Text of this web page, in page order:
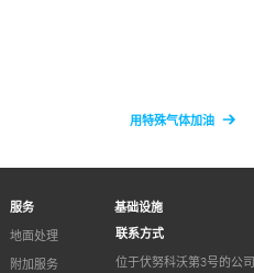
用特殊气体加油
服务
地面处理
附加服务
基础设施
联系方式
位于伏努科沃第3号的公司